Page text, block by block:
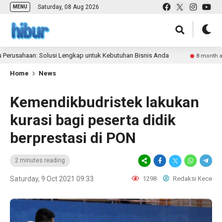
MENU Saturday, 08 Aug 2026
Solusi Lengkap untuk Kebutuhan Bisnis Anda 8 month ago
Home News
Kemendikbudristek lakukan
kurasi bagi peserta didik
berprestasi di PON
2 minutes reading
Saturday, 9 Oct 2021 09:33 1298 Redaksi Kece